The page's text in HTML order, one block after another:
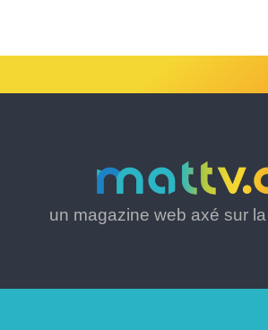
un magazine web axé sur la